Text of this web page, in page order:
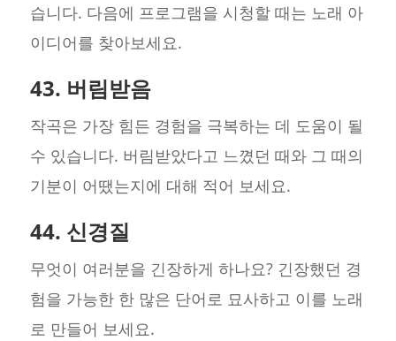
습니다. 다음에 프로그램을 시청할 때는 노래 아
이디어를 찾아보세요.
43. 버림받음
작곡은 가장 힘든 경험을 극복하는 데 도움이 될
수 있습니다. 버림받았다고 느꼈던 때와 그 때의
기분이 어땠는지에 대해 적어 보세요.
44. 신경질
무엇이 여러분을 긴장하게 하나요? 긴장했던 경
험을 가능한 한 많은 단어로 묘사하고 이를 노래
로 만들어 보세요.